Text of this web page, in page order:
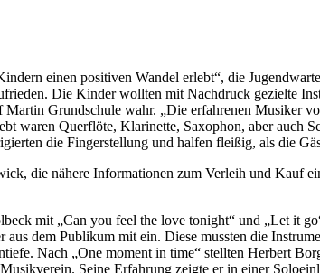
einen positiven Wandel erlebt“, die
Die Kinder wollten mit Nachdruck gezielte
Grundschule wahr. „Die erfahrenen Musiker
waren Querflöte, Klarinette, Saxophon, aber auch
die Fingerstellung und halfen fleißig, als die
die nähere Informationen zum Verleih und Kauf
mit „Can you feel the love tonight“ und „Let it
dem Publikum mit ein. Diese mussten die
Nach „One moment in time“ stellten Herbert
Seine Erfahrung zeigte er in einer